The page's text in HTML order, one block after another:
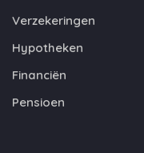
Verzekeringen
Hypotheken
Financiën
Pensioen